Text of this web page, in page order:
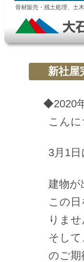
骨材販売・残土処理、土
新社屋
◆2020
こんに
3月1
建物が
この
りませ
そし
のご